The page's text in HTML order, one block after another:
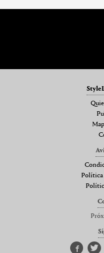
Política